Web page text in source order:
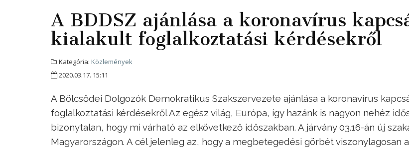
A BDDSZ ajánlása a koronavírus
kialakult foglalkoztatási kérdésekről
Kategória: Közlemények
2020.03.17. 15:11
A Bölcsődei Dolgozók Demokratikus Szakszervezete ajánlása a koronavírus
foglalkoztatási kérdésekről Az egész világ, Európa, így hazánk is nagyon nehéz
bizonytalan, hogy mi várható az elkövetkező időszakban. A járvány 03.16-án új
Magyarországon. A cél jelenleg az, hogy a megbetegedési görbét viszonylagosan